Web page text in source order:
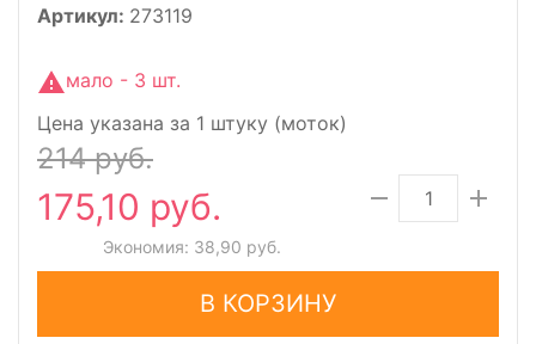
Артикул: 273119
Цена указана за 1 штуку (моток)
мало - 3 шт.
214 руб.
175,10 руб.
Экономия: 38,90 руб.
В КОРЗИНУ